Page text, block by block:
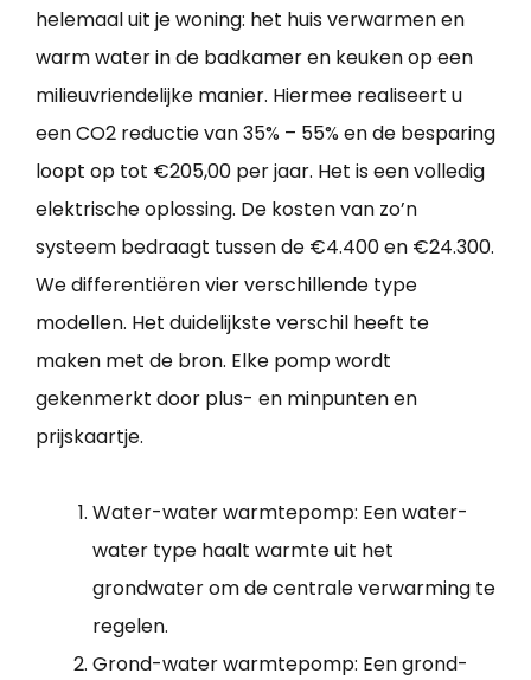
helemaal uit je woning: het huis verwarmen en
warm water in de badkamer en keuken op een
milieuvriendelijke manier. Hiermee realiseert u
een CO2 reductie van 35% – 55% en de besparing
loopt op tot €205,00 per jaar. Het is een volledig
elektrische oplossing. De kosten van zo’n
systeem bedraagt tussen de €4.400 en €24.300.
We differentiëren vier verschillende type
modellen. Het duidelijkste verschil heeft te
maken met de bron. Elke pomp wordt
gekenmerkt door plus- en minpunten en
prijskaartje.
Water-water warmtepomp: Een water-
water type haalt warmte uit het
grondwater om de centrale verwarming te
regelen.
Grond-water warmtepomp: Een grond-